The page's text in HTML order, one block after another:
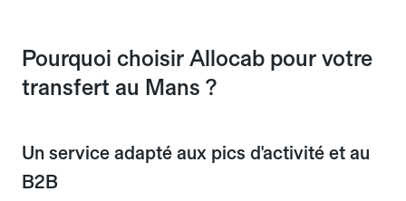
Pourquoi choisir Allocab pour votre
transfert au Mans ?
Un service adapté aux pics d'activité et au
B2B